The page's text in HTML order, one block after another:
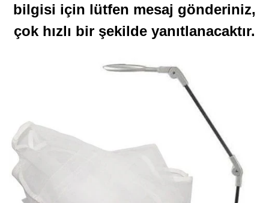
bilgisi için lütfen mesaj gönderiniz,
çok hızlı bir şekilde yanıtlanacaktır.